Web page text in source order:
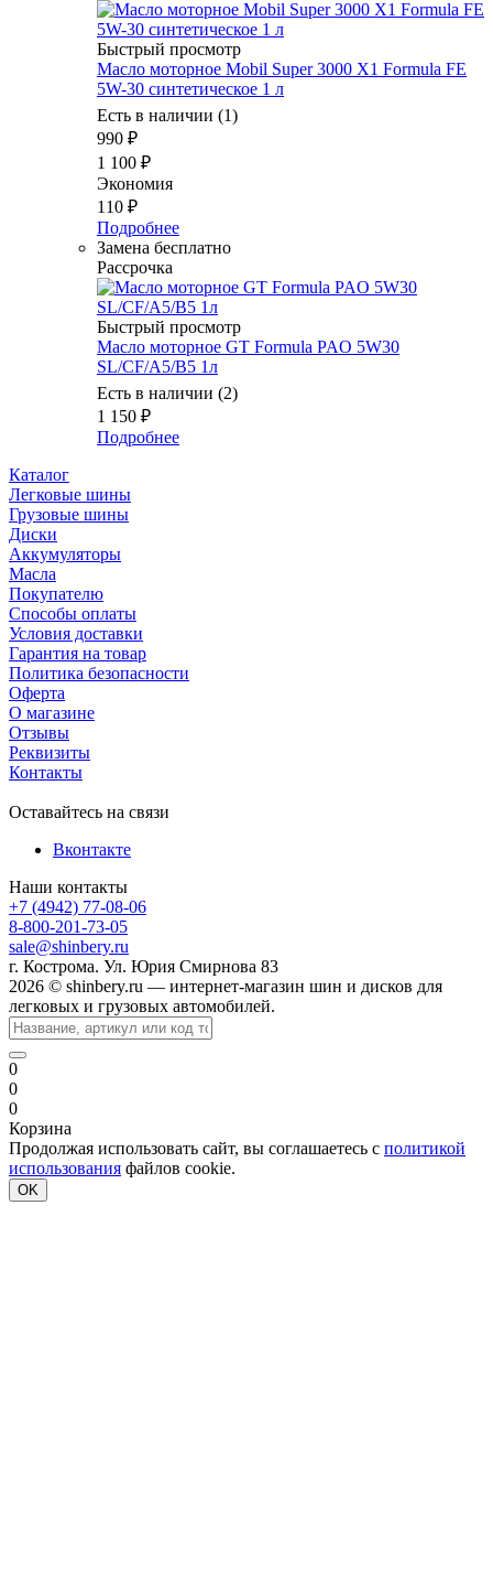
Быстрый просмотр
Масло моторное Mobil Super 3000 X1 Formula FE
5W-30 синтетическое 1 л
Есть в наличии (1)
990 ₽
1 100 ₽
Экономия
110 ₽
Подробнее
Замена бесплатно
Рассрочка
Быстрый просмотр
Масло мотоpное GT Formula PAO 5W30
SL/CF/A5/B5 1л
Есть в наличии (2)
1 150 ₽
Подробнее
Каталог
Легковые шины
Грузовые шины
Диски
Аккумуляторы
Масла
Покупателю
Способы оплаты
Условия доставки
Гарантия на товар
Политика безопасности
Оферта
О магазине
Отзывы
Реквизиты
Контакты
Оставайтесь на связи
Вконтакте
Наши контакты
+7 (4942) 77-08-06
8-800-201-73-05
sale@shinbery.ru
г. Кострома. Ул. Юрия Смирнова 83
2026 © shinbery.ru — интернет-магазин шин и дисков для
легковых и грузовых автомобилей.
0
0
0
Корзина
Продолжая использовать сайт, вы соглашаетесь с политикой
использования файлов cookie.
OK